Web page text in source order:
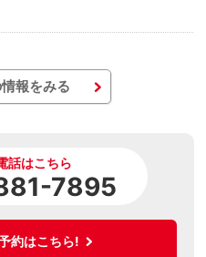
報をみる
話はこちら
7895
約はこちら!